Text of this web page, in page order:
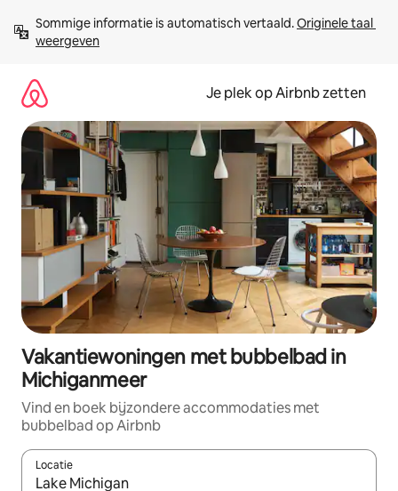
direct
naar
Sommige informatie is automatisch vertaald. Originele taal
weergeven
Je plek op Airbnb zetten
Vakantiewoningen met bubbelbad in
Michiganmeer
Vind en boek bijzondere accommodaties met
bubbelbad op Airbnb
Locatie
Wanneer er resultaten beschikbaar zijn, maak je een keuze